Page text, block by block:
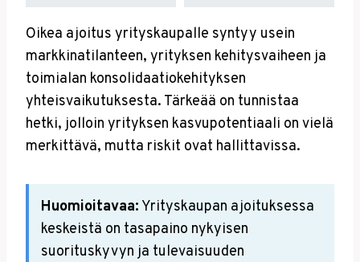
Oikea ajoitus yrityskaupalle syntyy usein
markkinatilanteen, yrityksen kehitysvaiheen ja
toimialan konsolidaatiokehityksen
yhteisvaikutuksesta. Tärkeää on tunnistaa
hetki, jolloin yrityksen kasvupotentiaali on vielä
merkittävä, mutta riskit ovat hallittavissa.
Huomioitavaa: Yrityskaupan ajoituksessa
keskeistä on tasapaino nykyisen
suorituskyvyn ja tulevaisuuden